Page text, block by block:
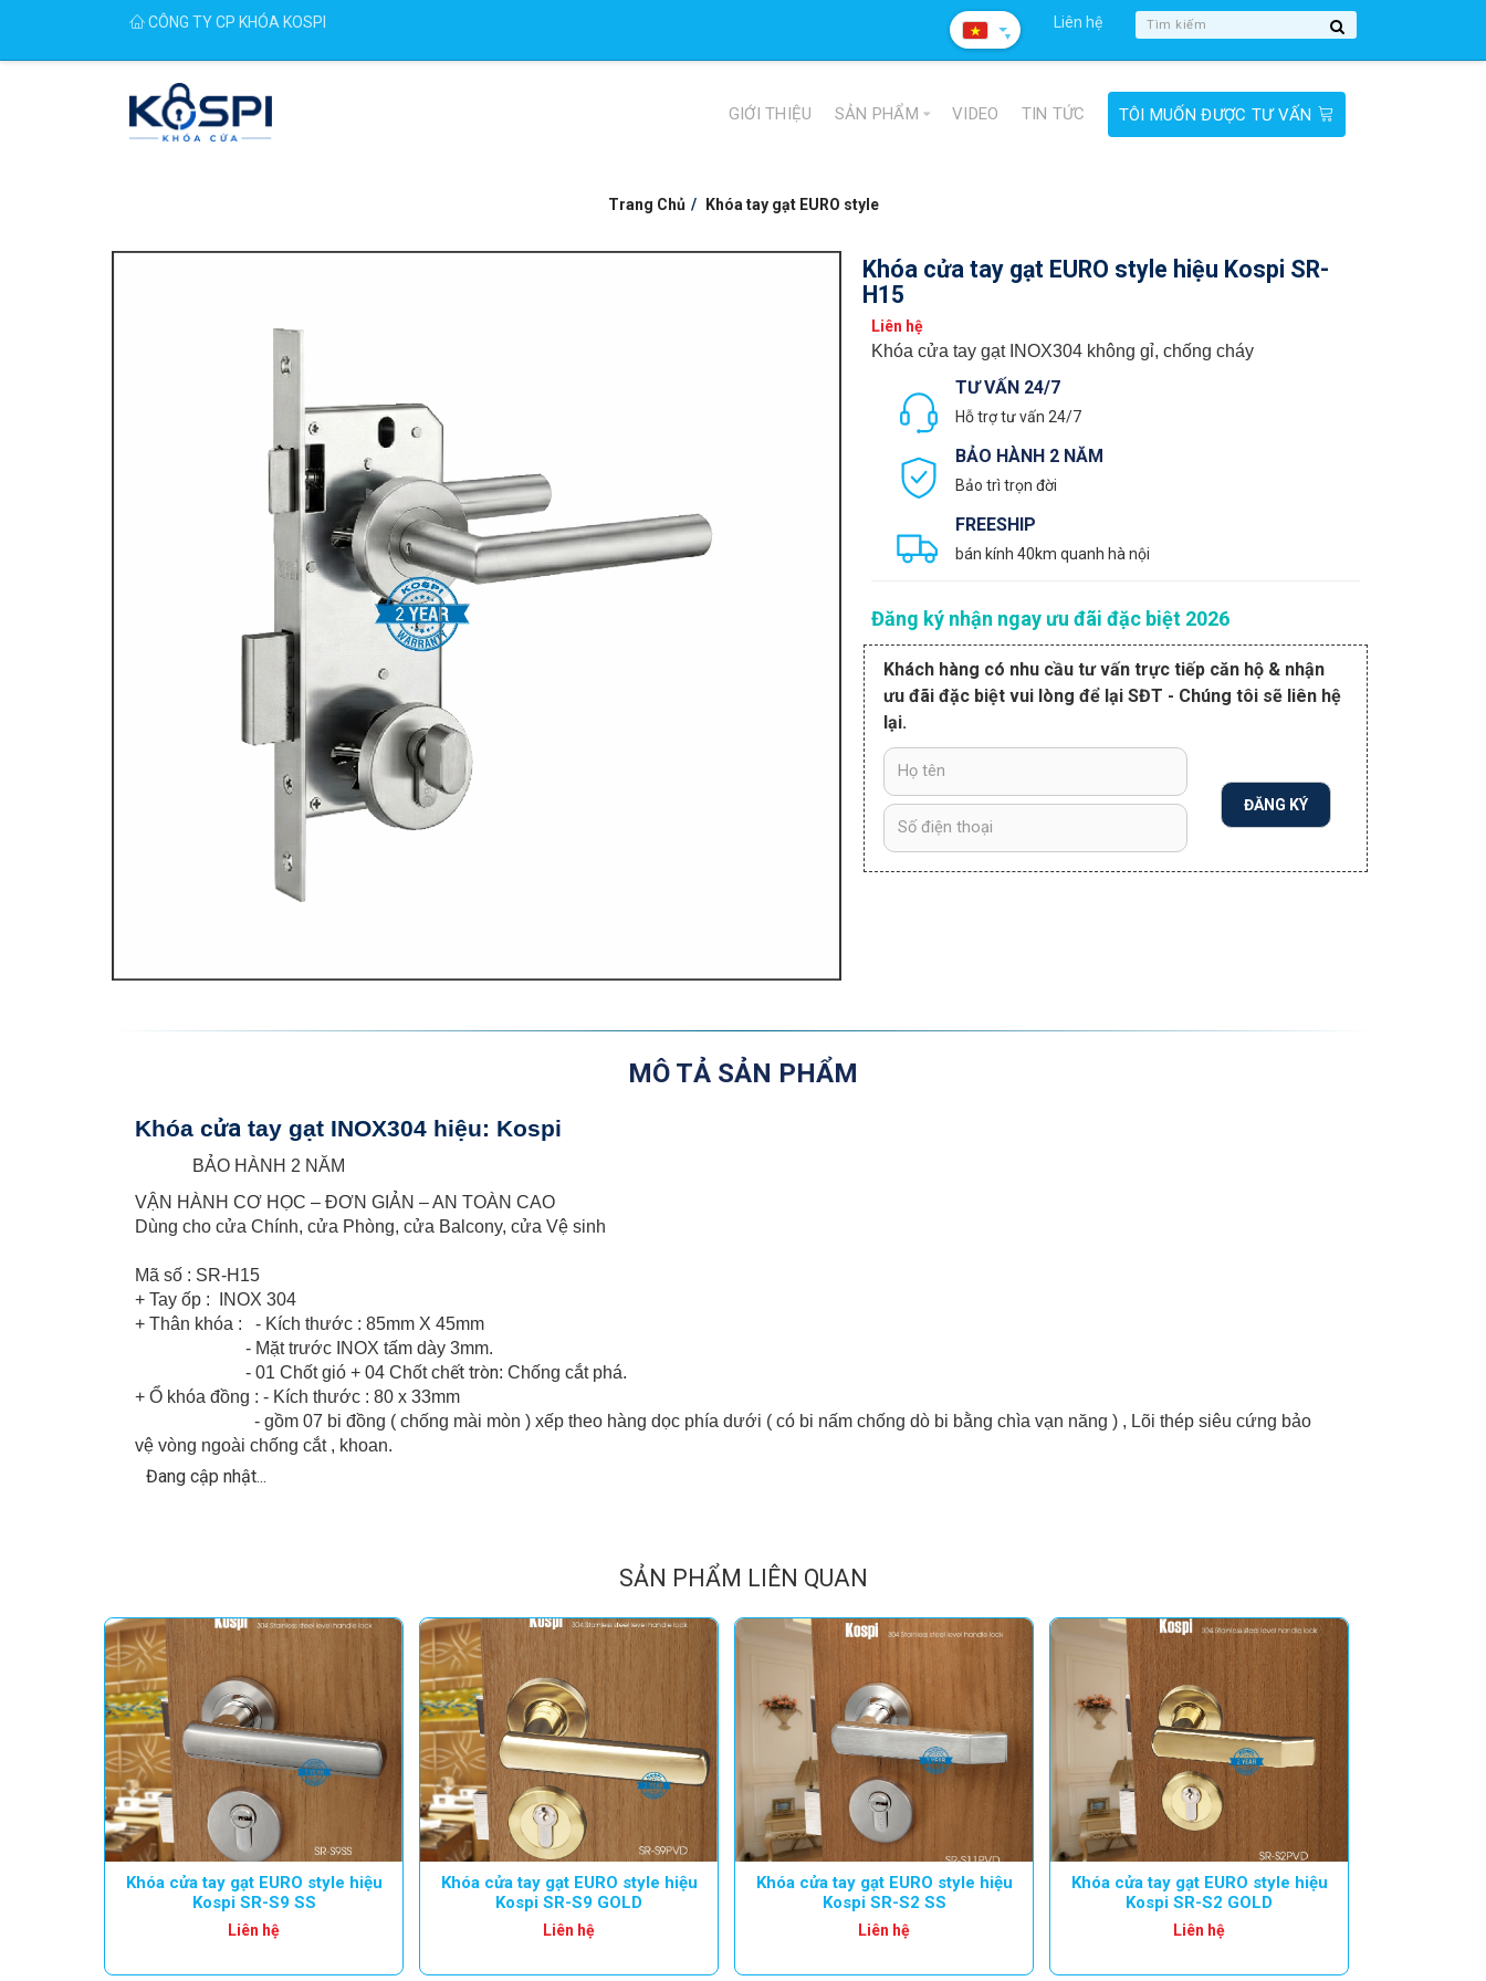
CÔNG TY CP KHÓA KOSPI
▼
Liên hệ
GIỚI THIỆU SẢN PHẨM VIDEO TIN TỨC TÔI MUỐN ĐƯỢC TƯ VẤN
Trang Chủ Khóa tay gạt EURO style
Khóa cửa tay gạt EURO style hiệu Kospi SR-
H15
Liên hệ
Khóa cửa tay gạt INOX304 không gỉ, chống cháy
TƯ VẤN 24/7
Hỗ trợ tư vấn 24/7
BẢO HÀNH 2 NĂM
Bảo trì trọn đời
FREESHIP
bán kính 40km quanh hà nội
Đăng ký nhận ngay ưu đãi đặc biệt 2026
Khách hàng có nhu cầu tư vấn trực tiếp căn hộ & nhận
ưu đãi đặc biệt vui lòng để lại SĐT - Chúng tôi sẽ liên hệ
lại.
ĐĂNG KÝ
MÔ TẢ SẢN PHẨM
Khóa cửa tay gạt INOX304 hiệu: Kospi
BẢO HÀNH 2 NĂM
VẬN HÀNH CƠ HỌC – ĐƠN GIẢN – AN TOÀN CAO
Dùng cho cửa Chính, cửa Phòng, cửa Balcony, cửa Vệ sinh
Mã số : SR-H15
+ Tay ốp : INOX 304
+ Thân khóa : - Kích thước : 85mm X 45mm
- Mặt trước INOX tấm dày 3mm.
- 01 Chốt gió + 04 Chốt chết tròn: Chống cắt phá.
+ Ổ khóa đồng : - Kích thước : 80 x 33mm
- gồm 07 bi đồng ( chống mài mòn ) xếp theo hàng dọc phía dưới ( có bi nấm chống dò bi bằng chìa vạn năng ) , Lõi thép siêu cứng bảo
vệ vòng ngoài chống cắt , khoan.
Đang cập nhật...
SẢN PHẨM LIÊN QUAN
Khóa cửa tay gạt EURO style hiệu
Kospi SR-S9 SS
Liên hệ
Khóa cửa tay gạt EURO style hiệu
Kospi SR-S9 GOLD
Liên hệ
Khóa cửa tay gạt EURO style hiệu
Kospi SR-S2 SS
Liên hệ
Khóa cửa tay gạt EURO style hiệu
Kospi SR-S2 GOLD
Liên hệ